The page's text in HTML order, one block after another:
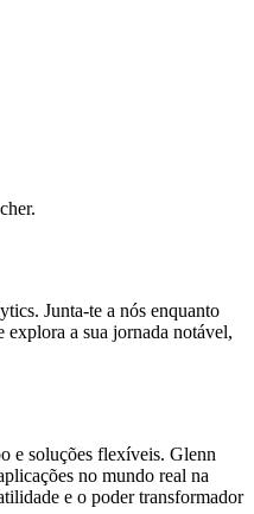
Junta-te a nós enquanto
a sua jornada notável,
e soluções flexíveis. Glenn
no mundo real na
e o poder transformador